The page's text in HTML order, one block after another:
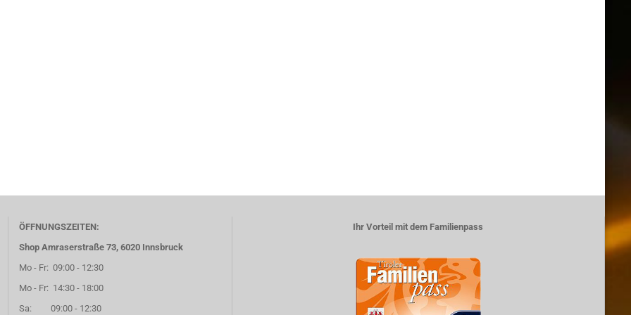
ÖFFNUNGSZEITEN:
Shop Amraserstraße 73, 6020 Innsbruck
Mo - Fr: 09:00 - 12:30
Mo - Fr: 14:30 - 18:00
Sa: 09:00 - 12:30
Ihr Vorteil mit dem Familienpass